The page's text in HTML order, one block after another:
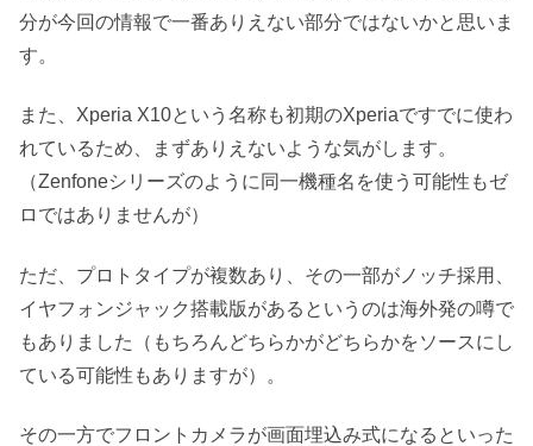
分が今回の情報で一番ありえない部分ではないかと思いま
す。
また、Xperia X10という名称も初期のXperiaですでに使わ
れているため、まずありえないような気がします。
（Zenfoneシリーズのように同一機種名を使う可能性もゼ
ロではありませんが）
ただ、プロトタイプが複数あり、その一部がノッチ採用、
イヤフォンジャック搭載版があるというのは海外発の噂で
もありました（もちろんどちらかがどちらかをソースにし
ている可能性もありますが）。
その一方でフロントカメラが画面埋込み式になるといった